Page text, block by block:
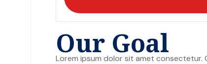
Our Goal
Lorem ipsum dolor sit amet consectetur.